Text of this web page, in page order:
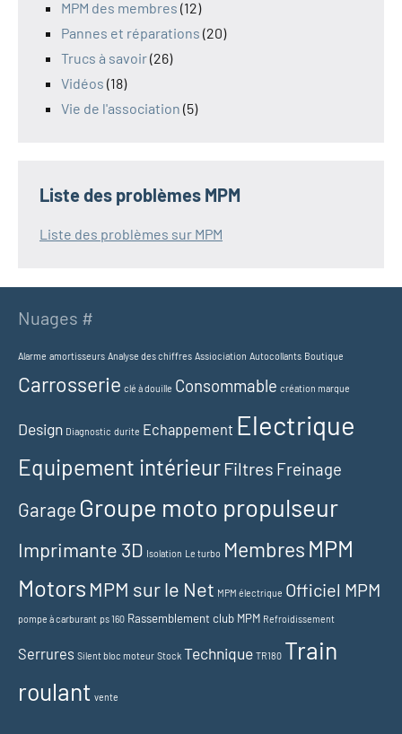
MPM des membres (12)
Pannes et réparations (20)
Trucs à savoir(26)
Vidéos (18)
Vie de l'association (5)
Liste des problèmes MPM
Liste des problèmes sur MPM
Nuages #
Alarme amortisseurs Analyse des chiffres Assiociation Autocollants Boutique
Carrosserie clé à douille Consommable création marque
Design Diagnostic durite Echappement Electrique
Equipement intérieur Filtres Freinage
Garage Groupe moto propulseur
Imprimante 3D Isolation Le turbo Membres MPM
Motors MPM sur le Net MPM électrique Officiel MPM
pompe à carburant ps 160 Rassemblement club MPM Refroidissement
Serrures Silent bloc moteur Stock Technique TR180 Train
roulant vente